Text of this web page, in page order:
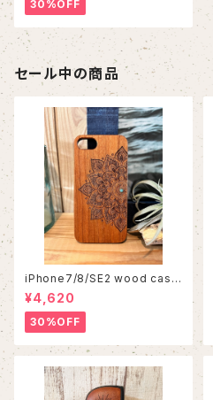
30%OFF
セール中の商品
iPhone7/8/SE2 wood case
86
¥4,620
30%OFF